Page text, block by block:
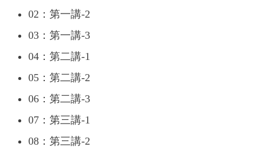
02：第一講-2
03：第一講-3
04：第二講-1
05：第二講-2
06：第二講-3
07：第三講-1
08：第三講-2